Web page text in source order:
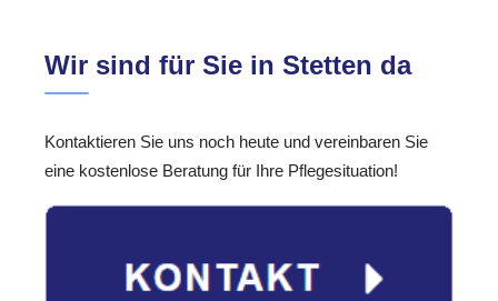
Wir sind für Sie in Stetten da
Kontaktieren Sie uns noch heute und vereinbaren Sie
eine kostenlose Beratung für Ihre Pflegesituation!